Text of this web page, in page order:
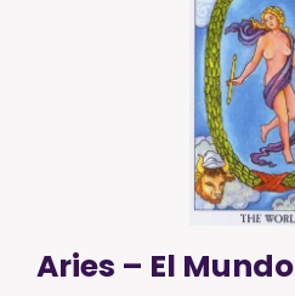
Aries – El Mundo